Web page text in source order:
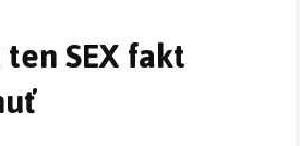
SEX fakt